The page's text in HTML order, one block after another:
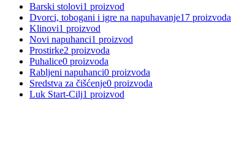
Barski stolovi1 proizvod
Dvorci, tobogani i igre na napuhavanje17 proizvoda
Klinovi1 proizvod
Novi napuhanci1 proizvod
Prostirke2 proizvoda
Puhalice0 proizvoda
Rabljeni napuhanci0 proizvoda
Sredstva za čišćenje0 proizvoda
Luk Start-Cilj1 proizvod